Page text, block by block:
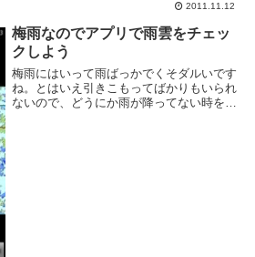
か」と声をかけてもらったので、参...
2011.11.12
梅雨なのでアプリで雨雲をチェッ
クしよう
梅雨にはいって雨ばっかでくそダルいです
ね。とはいえ引きこもってばかりもいられ
ないので、どうにか雨が降ってない時を見